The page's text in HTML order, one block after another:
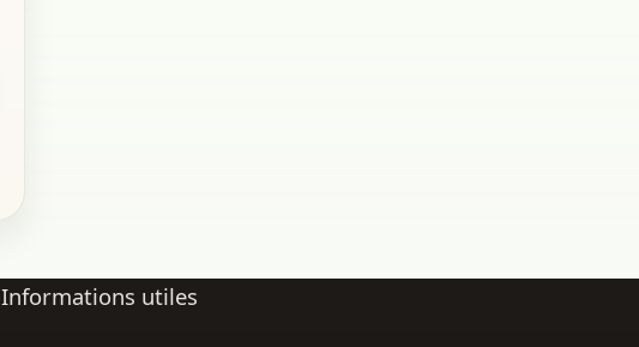
Informations utiles